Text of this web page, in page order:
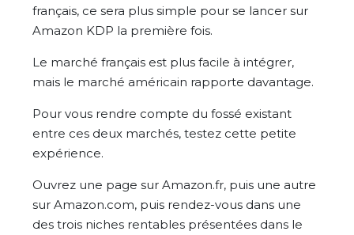
français, ce sera plus simple pour se lancer sur
Amazon KDP la première fois.
Le marché français est plus facile à intégrer,
mais le marché américain rapporte davantage.
Pour vous rendre compte du fossé existant
entre ces deux marchés, testez cette petite
expérience.
Ouvrez une page sur Amazon.fr, puis une autre
sur Amazon.com, puis rendez-vous dans une
des trois niches rentables présentées dans le